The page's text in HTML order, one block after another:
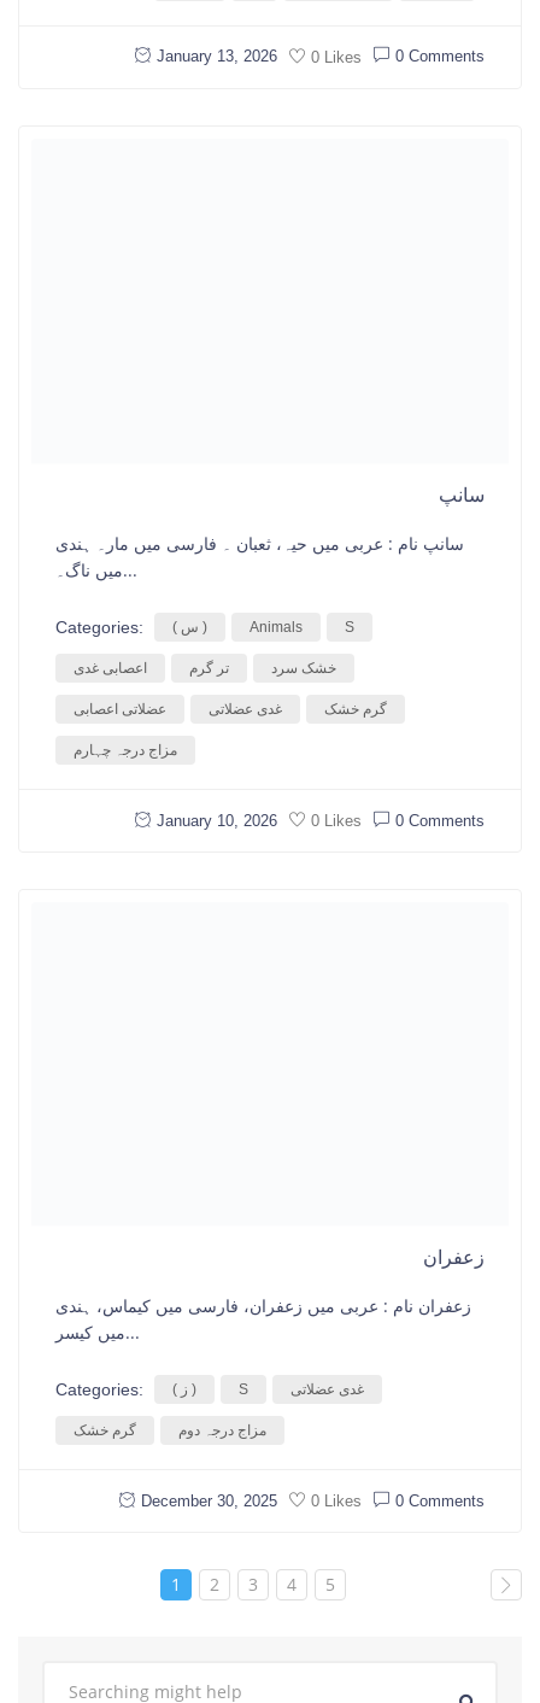
January 13, 2026 0 Likes 0 Comments
سانپ
سانپ نام : عربی میں حیہ، ثعبان ۔ فارسی میں مار۔ ہندی
میں ناگ۔...
Categories: ( س ) Animals S
اعصابی غدی تر گرم خشک سرد
عضلاتی اعصابی غدی عضلاتی گرم خشک
مزاج درجہ چہارم
January 10, 2026 0 Likes 0 Comments
زعفران
زعفران نام : عربی میں زعفران، فارسی میں کیماس، ہندی
میں کیسر...
Categories: ( ز ) S غدی عضلاتی
گرم خشک مزاج درجہ دوم
December 30, 2025 0 Likes 0 Comments
1 2 3 4 5